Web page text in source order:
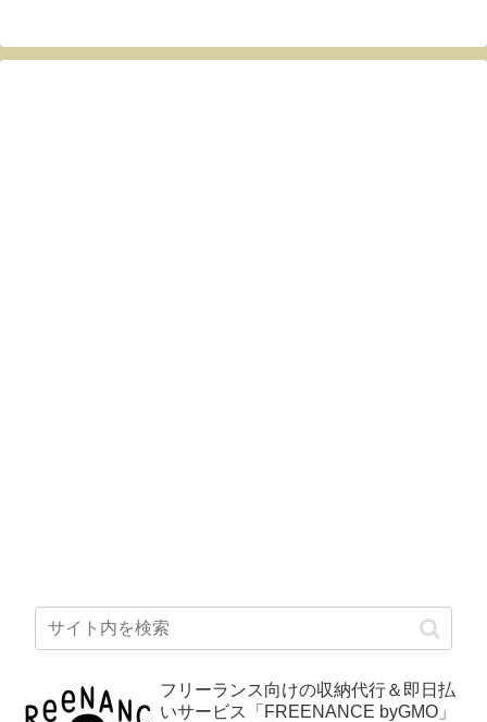
フリーランス向けの収納代行＆即日払
いサービス「FREENANCE byGMO」